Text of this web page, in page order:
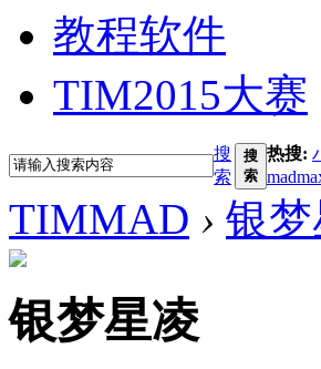
教程软件
TIM2015大赛
搜
索
搜
索
热搜:
TIMMAD › 银
银梦星凌